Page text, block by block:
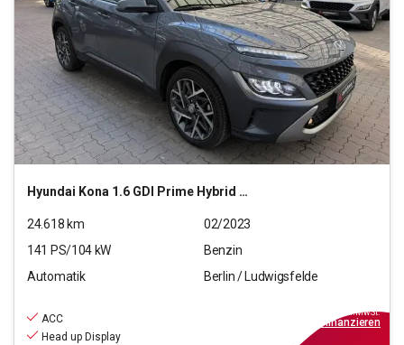
Hyundai Kona 1.6 GDI Prime Hybrid 2WD (EURO 6d)
24.618 km
02/2023
141 PS/104 kW
Benzin
Automatik
Berlin / Ludwigsfelde
ACC
Head up Display
inkl.MwSt.
finanzieren